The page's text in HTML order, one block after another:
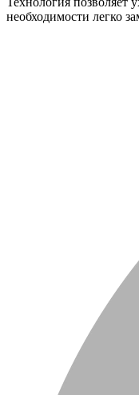
необходимости легко